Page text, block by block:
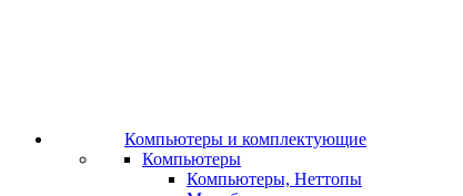
Компьютеры и комплектующие
Компьютеры
Компьютеры, Неттопы